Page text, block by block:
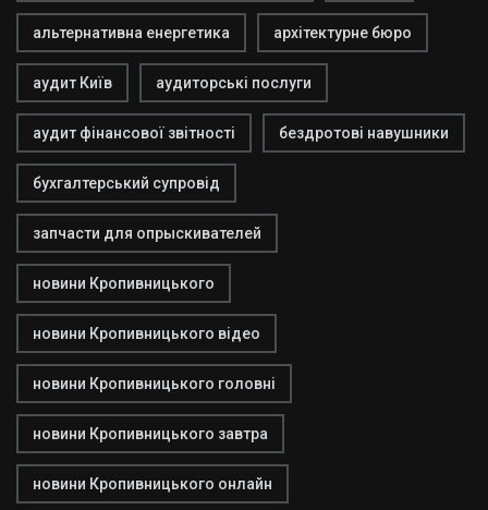
альтернативна енергетика архітектурне бюро
аудит Київ аудиторські послуги
аудит фінансової звітності бездротові навушники
бухгалтерський супровід
запчасти для опрыскивателей
новини Кропивницького
новини Кропивницького відео
новини Кропивницького головні
новини Кропивницького завтра
новини Кропивницького онлайн